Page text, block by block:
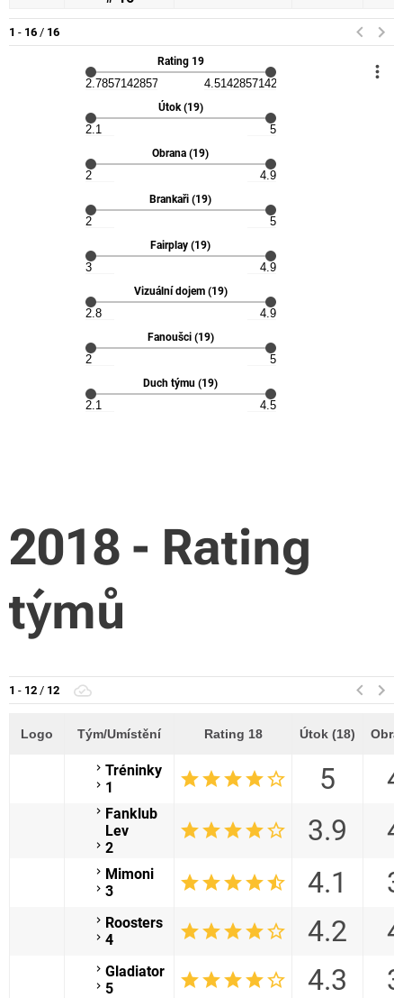
2018 - Rating
týmů